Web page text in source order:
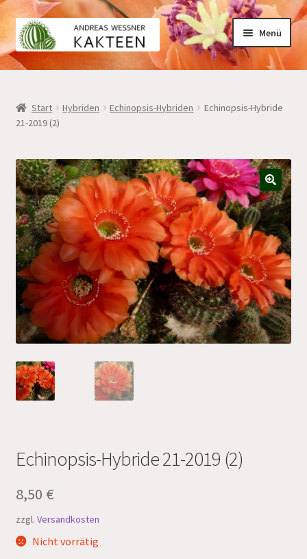
Zur
Navigation
springen
Zum
Inhalt
springen
Menü
Kakteen
Hybriden
Mein Konto
Warenkorb
Start Hybriden Echinopsis-Hybriden
Echinopsis-Hybride
21-2019 (2)
🔍
Echinopsis-Hybride 21-2019 (2)
8,50 €
zzgl. Versandkosten
Nicht vorrätig